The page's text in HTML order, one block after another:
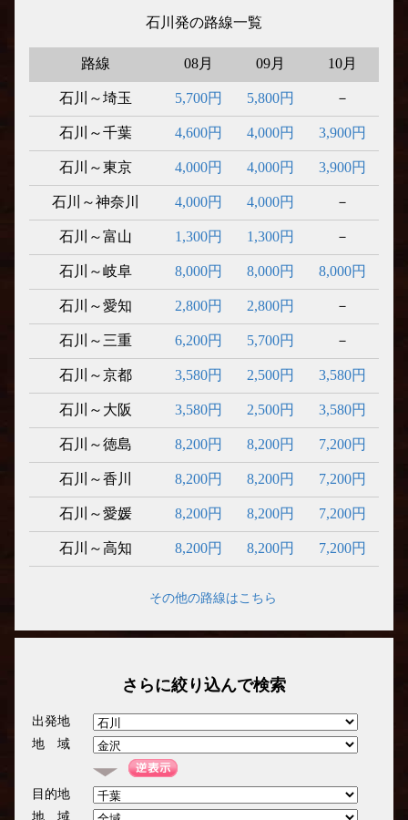
石川発の路線一覧
路線 08月 09月 10月
石川～埼玉 5,700円 5,800円 －
石川～千葉 4,600円 4,000円 3,900円
石川～東京 4,000円 4,000円 3,900円
石川～神奈川 4,000円 4,000円 －
石川～富山 1,300円 1,300円 －
石川～岐阜 8,000円 8,000円 8,000円
石川～愛知 2,800円 2,800円 －
石川～三重 6,200円 5,700円 －
石川～京都 3,580円 2,500円 3,580円
石川～大阪 3,580円 2,500円 3,580円
石川～徳島 8,200円 8,200円 7,200円
石川～香川 8,200円 8,200円 7,200円
石川～愛媛 8,200円 8,200円 7,200円
石川～高知 8,200円 8,200円 7,200円
その他の路線はこちら
さらに絞り込んで検索
出発地
地 域
目的地
地 域